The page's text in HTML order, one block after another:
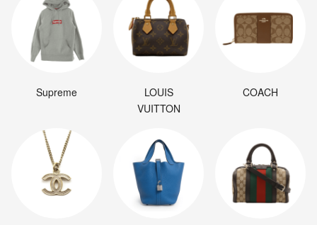
Supreme
LOUIS
VUITTON
COACH